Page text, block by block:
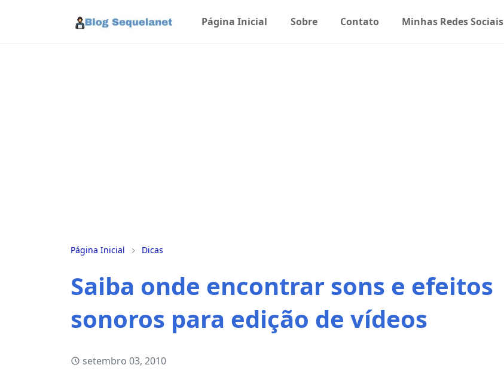
Página Inicial Sobre Contato Minhas Redes Sociais
Página Inicial Dicas
Saiba onde encontrar sons e efeitos
sonoros para edição de vídeos
setembro 03, 2010